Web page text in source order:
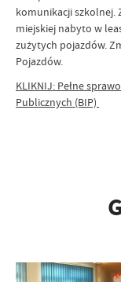
komunikacji
miejskiej nabyto w
zużytych pojazdów.
Pojazdów.
KLIKNIJ: Pełne
Publicznych (BIP)